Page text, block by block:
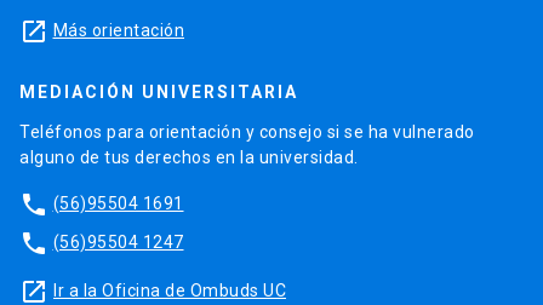
launch Más orientación
MEDIACIÓN UNIVERSITARIA
Teléfonos para orientación y consejo si se ha vulnerado
alguno de tus derechos en la universidad.
phone (56)95504 1691
phone (56)95504 1247
launch Ir a la Oficina de Ombuds UC